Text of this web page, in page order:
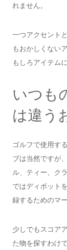
れません。
一つアクセント
もおかしくない
もしろアイテム
いつも
は違う
ゴルフで使用す
ブは当然ですが
ル、ティー、ク
ではディボット
録するためのマ
少しでもスコア
た物を探すわけ